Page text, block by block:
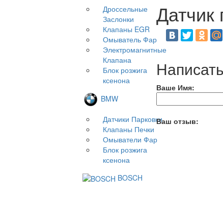
Дроссельные
Заслонки
Клапаны EGR
Омыватель Фар
Электромагнитные
Клапана
Блок розжига
ксенона
BMW
Датчики Парковки
Клапаны Печки
Омыватели Фар
Блок розжига
ксенона
BOSCH
Ваше Имя:
Ваш отзыв: